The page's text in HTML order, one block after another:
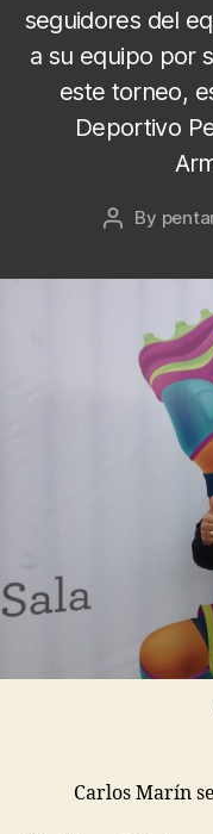
seguidores del
a su equipo por
este torneo,
Deportivo
Post
By
Carlos Marín